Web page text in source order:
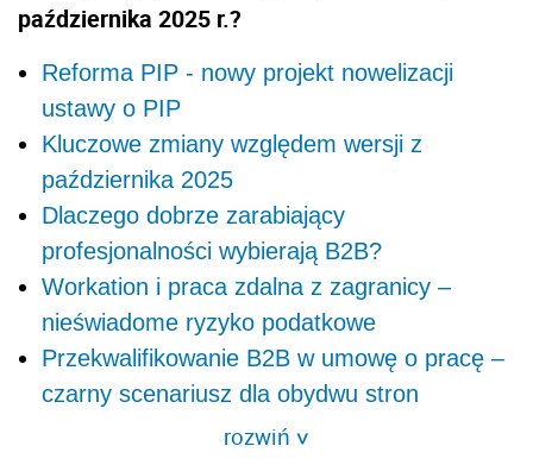
października 2025 r.?
Reforma PIP - nowy projekt nowelizacji
ustawy o PIP
Kluczowe zmiany względem wersji z
października 2025
Dlaczego dobrze zarabiający
profesjonalności wybierają B2B?
Workation i praca zdalna z zagranicy –
nieświadome ryzyko podatkowe
Przekwalifikowanie B2B w umowę o pracę –
czarny scenariusz dla obydwu stron
rozwiń>